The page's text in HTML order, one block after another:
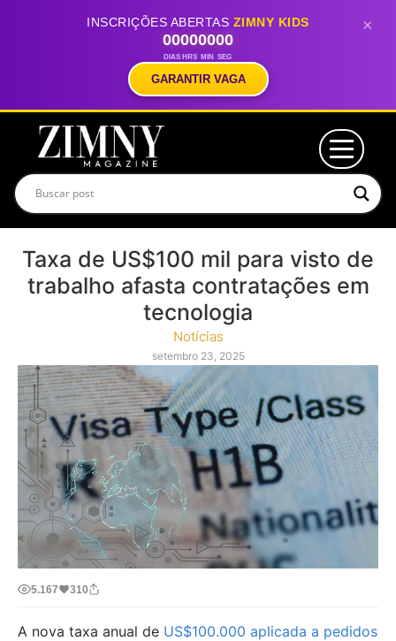
INSCRIÇÕES ABERTAS ZIMNY KIDS
00
DIAS
00
HRS
00
MIN
00
SEG
GARANTIR VAGA
×
Taxa de US$100 mil para visto de
trabalho afasta contratações em
tecnologia
Notícias
setembro 23, 2025
5.167 310
A nova taxa anual de US$100.000 aplicada a pedidos